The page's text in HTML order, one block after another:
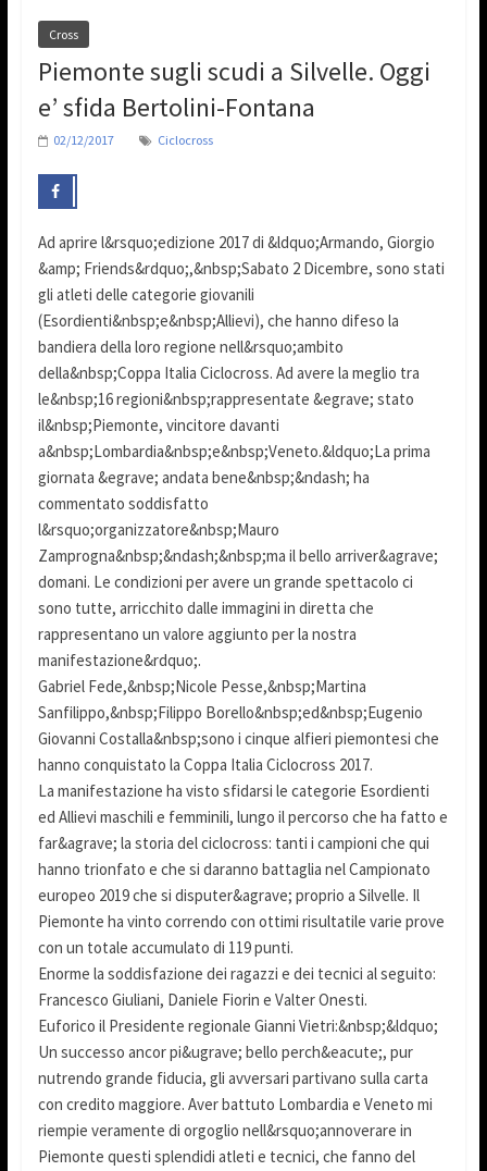
Cross
Piemonte sugli scudi a Silvelle. Oggi
e’ sfida Bertolini-Fontana
02/12/2017 Ciclocross
Ad aprire l&rsquo;edizione 2017 di &ldquo;Armando, Giorgio
&amp; Friends&rdquo;,&nbsp;Sabato 2 Dicembre, sono stati
gli atleti delle categorie giovanili
(Esordienti&nbsp;e&nbsp;Allievi), che hanno difeso la
bandiera della loro regione nell&rsquo;ambito
della&nbsp;Coppa Italia Ciclocross. Ad avere la meglio tra
le&nbsp;16 regioni&nbsp;rappresentate &egrave; stato
il&nbsp;Piemonte, vincitore davanti
a&nbsp;Lombardia&nbsp;e&nbsp;Veneto.&ldquo;La prima
giornata &egrave; andata bene&nbsp;&ndash; ha
commentato soddisfatto
l&rsquo;organizzatore&nbsp;Mauro
Zamprogna&nbsp;&ndash;&nbsp;ma il bello arriver&agrave;
domani. Le condizioni per avere un grande spettacolo ci
sono tutte, arricchito dalle immagini in diretta che
rappresentano un valore aggiunto per la nostra
manifestazione&rdquo;.
Gabriel Fede,&nbsp;Nicole Pesse,&nbsp;Martina
Sanfilippo,&nbsp;Filippo Borello&nbsp;ed&nbsp;Eugenio
Giovanni Costalla&nbsp;sono i cinque alfieri piemontesi che
hanno conquistato la Coppa Italia Ciclocross 2017.
La manifestazione ha visto sfidarsi le categorie Esordienti
ed Allievi maschili e femminili, lungo il percorso che ha fatto e
far&agrave; la storia del ciclocross: tanti i campioni che qui
hanno trionfato e che si daranno battaglia nel Campionato
europeo 2019 che si disputer&agrave; proprio a Silvelle. Il
Piemonte ha vinto correndo con ottimi risultatile varie prove
con un totale accumulato di 119 punti.
Enorme la soddisfazione dei ragazzi e dei tecnici al seguito:
Francesco Giuliani, Daniele Fiorin e Valter Onesti.
Euforico il Presidente regionale Gianni Vietri:&nbsp;&ldquo;
Un successo ancor pi&ugrave; bello perch&eacute;, pur
nutrendo grande fiducia, gli avversari partivano sulla carta
con credito maggiore. Aver battuto Lombardia e Veneto mi
riempie veramente di orgoglio nell&rsquo;annoverare in
Piemonte questi splendidi atleti e tecnici, che fanno del